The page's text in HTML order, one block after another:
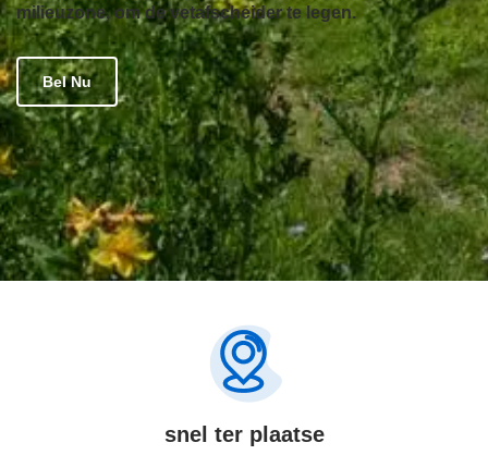
milieuzone, om de vetafscheider te legen.
Bel Nu
snel ter plaatse